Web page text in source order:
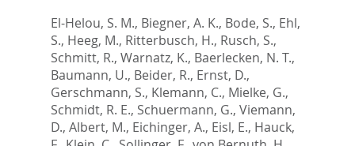
El-Helou, S. M., Biegner, A. K., Bode, S., Ehl,
S., Heeg, M., Ritterbusch, H., Rusch, S.,
Schmitt, R., Warnatz, K., Baerlecken, N. T.,
Baumann, U., Beider, R., Ernst, D.,
Gerschmann, S., Klemann, C., Mielke, G.,
Schmidt, R. E., Schuermann, G., Viemann,
D., Albert, M., Eichinger, A., Eisl, E., Hauck,